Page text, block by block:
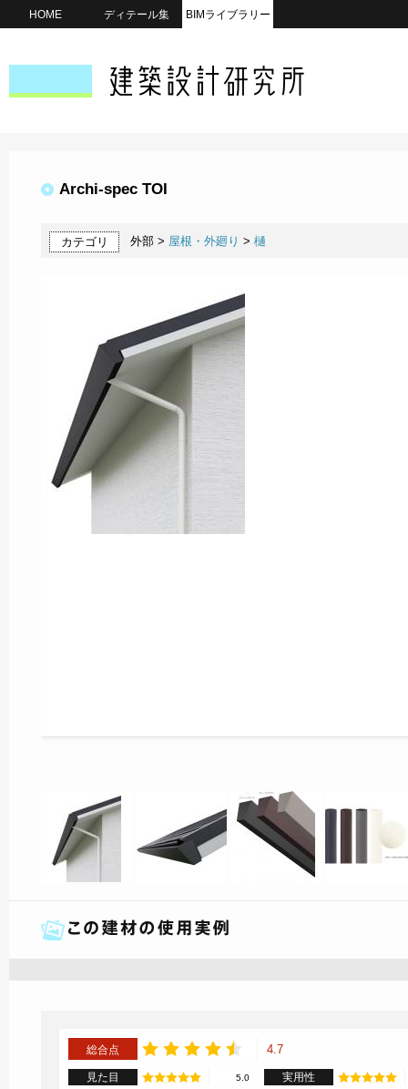
HOME ディテール集 BIMライブラリー
Archi-spec TOI
カテゴリ 外部 > 屋根・外廻り >樋
総合点 4.7
見た目 5.0 実用性